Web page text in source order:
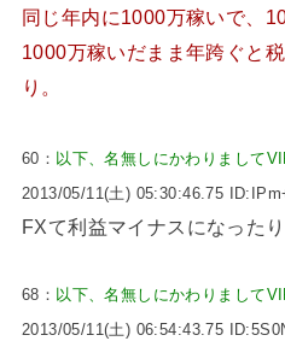
同じ年内に1000万稼いで、
1000万稼いだまま年跨ぐと
り。
60： 以下、名無しにかわりまして
2013/05/11(土) 05:30:46.75
FXて利益マイナスになった
68： 以下、名無しにかわりまして
2013/05/11(土) 06:54:43.75